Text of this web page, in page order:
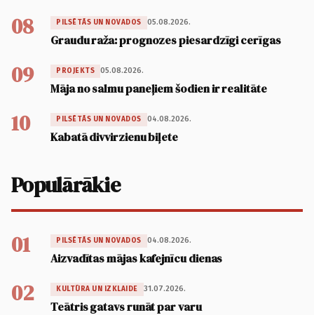
08 PILSĒTĀS UN NOVADOS 05.08.2026.
Graudu raža: prognozes piesardzīgi cerīgas
09 PROJEKTS 05.08.2026.
Māja no salmu paneļiem šodien ir realitāte
10 PILSĒTĀS UN NOVADOS 04.08.2026.
Kabatā divvirzienu biļete
Populārākie
01 PILSĒTĀS UN NOVADOS 04.08.2026.
Aizvadītas mājas kafejnīcu dienas
02 KULTŪRA UN IZKLAIDE 31.07.2026.
Teātris gatavs runāt par varu